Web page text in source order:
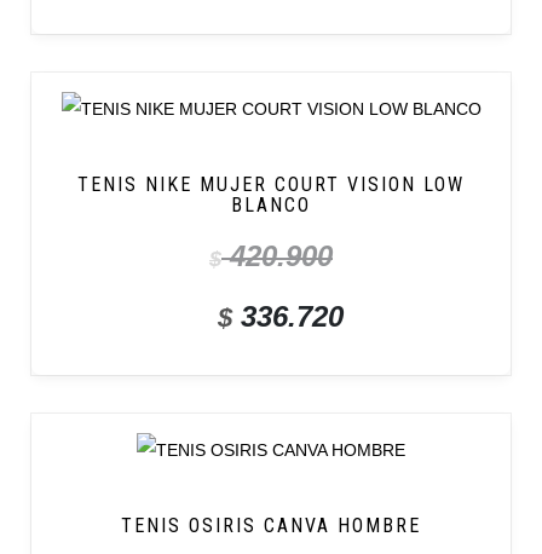
TENIS NIKE MUJER COURT VISION LOW
BLANCO
$420.900
$336.720
TENIS OSIRIS CANVA HOMBRE